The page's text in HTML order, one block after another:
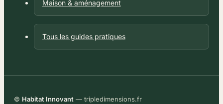
Maison & aménagement
Tous les guides pratiques
© Habitat Innovant— tripledimensions.fr